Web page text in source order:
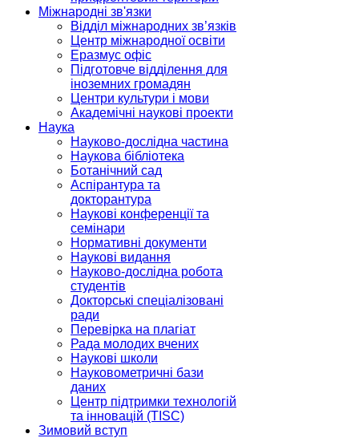
Міжнародні зв'язки
Відділ міжнародних зв’язків
Центр міжнародної освіти
Еразмус офіс
Підготовче відділення для
іноземних громадян
Центри культури і мови
Академічні наукові проекти
Наука
Науково-дослідна частина
Наукова бібліотека
Ботанічний сад
Аспірантура та
докторантура
Наукові конференції та
семінари
Нормативні документи
Наукові видання
Науково-дослідна робота
студентів
Докторські спеціалізовані
ради
Перевірка на плагіат
Рада молодих вчених
Наукові школи
Науковометричні бази
даних
Центр підтримки технологій
та інновацій (TISC)
Зимовий вступ